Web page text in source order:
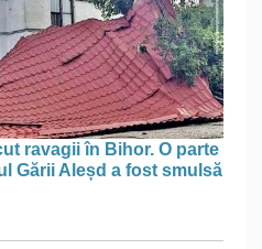
ravagii în Bihor. O parte
Gării Aleșd a fost smulsă